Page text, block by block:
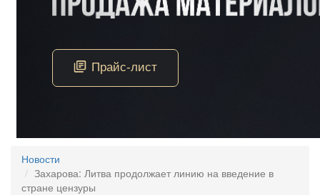
Новости
Захарова: Литва продолжает линию на введение в
стране цензуры